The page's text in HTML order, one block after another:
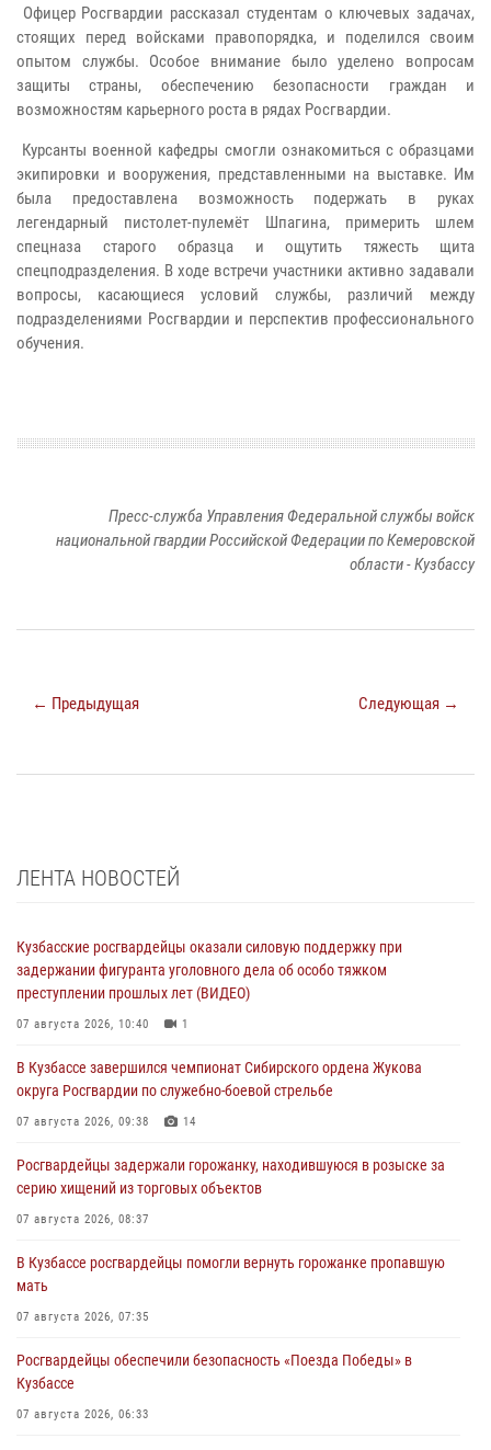
Офицер Росгвардии рассказал студентам о ключевых задачах,
стоящих перед войсками правопорядка, и поделился своим
опытом службы. Особое внимание было уделено вопросам
защиты страны, обеспечению безопасности граждан и
возможностям карьерного роста в рядах Росгвардии.
Курсанты военной кафедры смогли ознакомиться с образцами
экипировки и вооружения, представленными на выставке. Им
была предоставлена возможность подержать в руках
легендарный пистолет-пулемёт Шпагина, примерить шлем
спецназа старого образца и ощутить тяжесть щита
спецподразделения. В ходе встречи участники активно задавали
вопросы, касающиеся условий службы, различий между
подразделениями Росгвардии и перспектив профессионального
обучения.
Пресс-служба Управления Федеральной службы войск
национальной гвардии Российской Федерации по Кемеровской
области - Кузбассу
← Предыдущая Следующая →
ЛЕНТА НОВОСТЕЙ
Кузбасские росгвардейцы оказали силовую поддержку при
задержании фигуранта уголовного дела об особо тяжком
преступлении прошлых лет (ВИДЕО)
07 августа 2026, 10:40 1
В Кузбассе завершился чемпионат Сибирского ордена Жукова
округа Росгвардии по служебно-боевой стрельбе
07 августа 2026, 09:38 14
Росгвардейцы задержали горожанку, находившуюся в розыске за
серию хищений из торговых объектов
07 августа 2026, 08:37
В Кузбассе росгвардейцы помогли вернуть горожанке пропавшую
мать
07 августа 2026, 07:35
Росгвардейцы обеспечили безопасность «Поезда Победы» в
Кузбассе
07 августа 2026, 06:33